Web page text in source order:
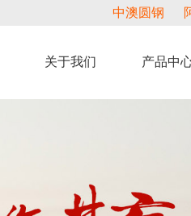
中澳圆钢
关于我们 产品中